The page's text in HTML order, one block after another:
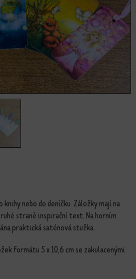
nebo do deníčku. Záložky mají na
straně inspirační text. Na horním
praktická saténová stužka.
formátu 5 x 10,6 cm se zakulacenými